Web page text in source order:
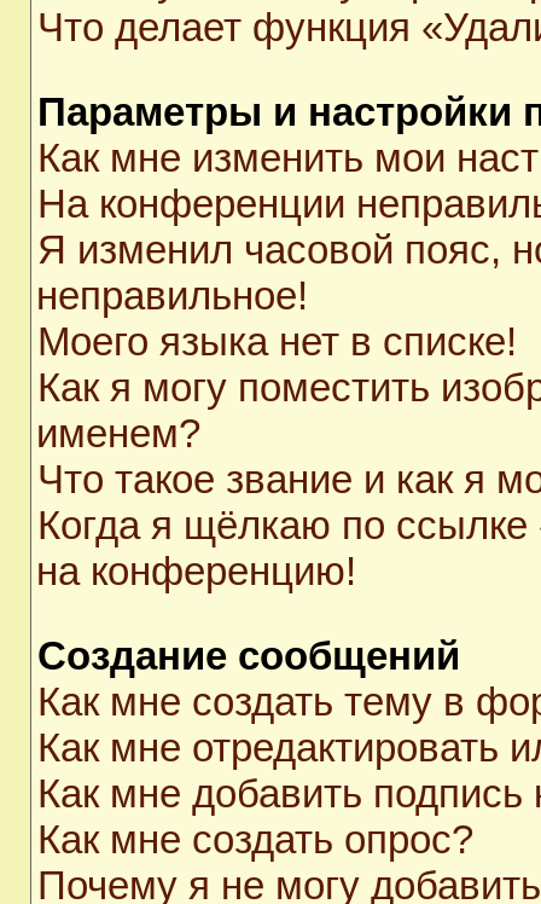
Что делает функция
Параметры и настройки
Как мне изменить мои
На конференции
Я изменил часовой пояс,
неправильное!
Моего языка нет в списке!
Как я могу поместить
именем?
Что такое звание и как я
Когда я щёлкаю по ссылке
на конференцию!
Создание сообщений
Как мне создать тему в
Как мне отредактировать
Как мне добавить
Как мне создать опрос?
Почему я не могу